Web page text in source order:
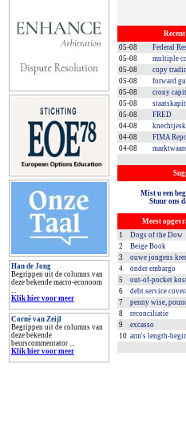
05-08
Federal
05-08
multiple
05-08
copy
05-08
forward
05-08
crony
05-08
05-08
FRED
04-08
04-08
FIMA
04-08
Mist u een
Stuur ons
Meest
1
Dogs of the Dow
2
Beige Book
3
ouwe jongens
4
onder embargo
5
out-of-pocket
6
debt service
7
penny wise,
8
reconciliatie
9
excasso
10 arm's length-
Han de Jong
Begrippen uit de columns van
deze bekende macro-econoom
...
Klik hier voor meer
Corné van Zeijl
Begrippen uit de columns van
deze bekende
beurscommentator ...
Klik hier voor meer